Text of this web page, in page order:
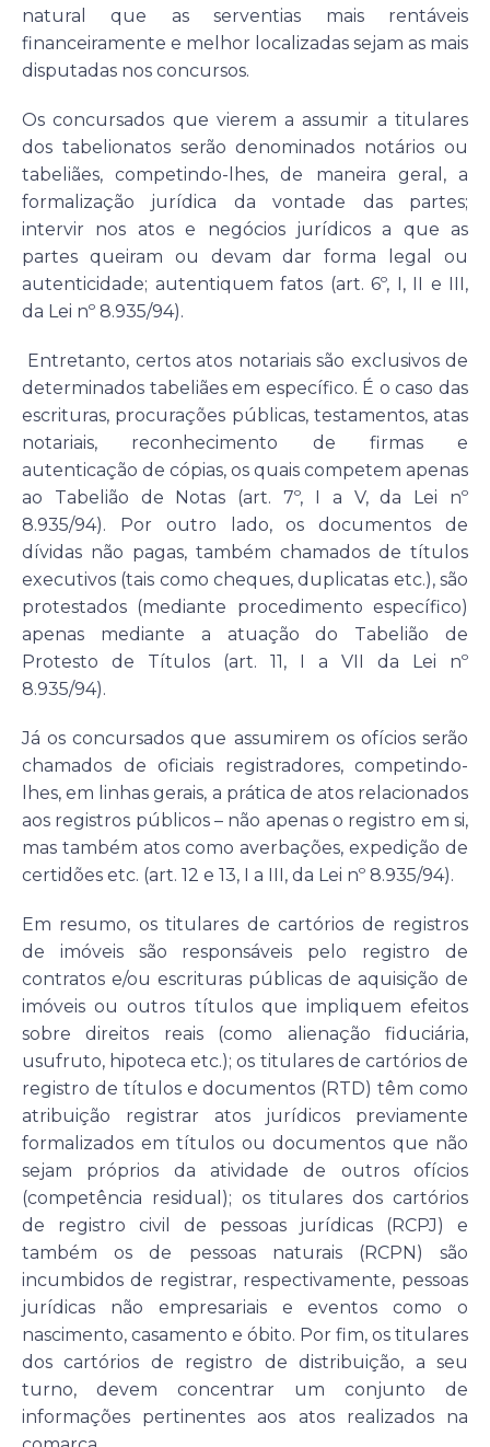
natural que as serventias mais rentáveis
financeiramente e melhor localizadas sejam as mais
disputadas nos concursos.
Os concursados que vierem a assumir a titulares
dos tabelionatos serão denominados notários ou
tabeliães, competindo-lhes, de maneira geral, a
formalização jurídica da vontade das partes;
intervir nos atos e negócios jurídicos a que as
partes queiram ou devam dar forma legal ou
autenticidade; autentiquem fatos (art. 6º, I, II e III,
da Lei nº 8.935/94).
Entretanto, certos atos notariais são exclusivos de
determinados tabeliães em específico. É o caso das
escrituras, procurações públicas, testamentos, atas
notariais, reconhecimento de firmas e
autenticação de cópias, os quais competem apenas
ao Tabelião de Notas (art. 7º, I a V, da Lei nº
8.935/94). Por outro lado, os documentos de
dívidas não pagas, também chamados de títulos
executivos (tais como cheques, duplicatas etc.), são
protestados (mediante procedimento específico)
apenas mediante a atuação do Tabelião de
Protesto de Títulos (art. 11, I a VII da Lei nº
8.935/94).
Já os concursados que assumirem os ofícios serão
chamados de oficiais registradores, competindo-
lhes, em linhas gerais, a prática de atos relacionados
aos registros públicos – não apenas o registro em si,
mas também atos como averbações, expedição de
certidões etc. (art. 12 e 13, I a III, da Lei nº 8.935/94).
Em resumo, os titulares de cartórios de registros
de imóveis são responsáveis pelo registro de
contratos e/ou escrituras públicas de aquisição de
imóveis ou outros títulos que impliquem efeitos
sobre direitos reais (como alienação fiduciária,
usufruto, hipoteca etc.); os titulares de cartórios de
registro de títulos e documentos (RTD) têm como
atribuição registrar atos jurídicos previamente
formalizados em títulos ou documentos que não
sejam próprios da atividade de outros ofícios
(competência residual); os titulares dos cartórios
de registro civil de pessoas jurídicas (RCPJ) e
também os de pessoas naturais (RCPN) são
incumbidos de registrar, respectivamente, pessoas
jurídicas não empresariais e eventos como o
nascimento, casamento e óbito. Por fim, os titulares
dos cartórios de registro de distribuição, a seu
turno, devem concentrar um conjunto de
informações pertinentes aos atos realizados na